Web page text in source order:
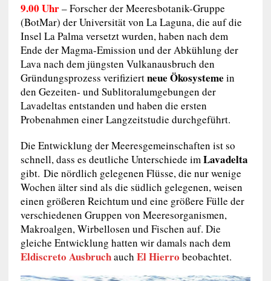
9.00 Uhr– Forscher der Meeresbotanik-Gruppe
(BotMar) der Universität von La Laguna, die auf die
Insel La Palma versetzt wurden, haben nach dem
Ende der Magma-Emission und der Abkühlung der
Lava nach dem jüngsten Vulkanausbruch den
Gründungsprozess verifiziertneue Ökosysteme in
den Gezeiten- und Sublitoralumgebungen der
Lavadeltas entstanden und haben die ersten
Probenahmen einer Langzeitstudie durchgeführt.
Die Entwicklung der Meeresgemeinschaften ist so
schnell, dass es deutliche Unterschiede imLavadelta
gibt. Die nördlich gelegenen Flüsse, die nur wenige
Wochen älter sind als die südlich gelegenen, weisen
einen größeren Reichtum und eine größere Fülle der
verschiedenen Gruppen von Meeresorganismen,
Makroalgen, Wirbellosen und Fischen auf. Die
gleiche Entwicklung hatten wir damals nach dem
Eldiscreto Ausbruchauch El Hierro beobachtet.